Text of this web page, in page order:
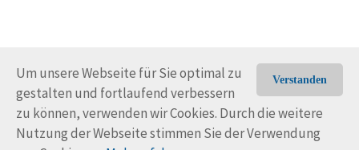
Verstanden
Um unsere Webseite für Sie optimal zu
gestalten und fortlaufend verbessern
zu können, verwenden wir Cookies. Durch die weitere
Nutzung der Webseite stimmen Sie der Verwendung
© Trans-Ocean e.V. 2010-2026 Impressum
Nutzungsbedingungen
Rechtliche Hinweise